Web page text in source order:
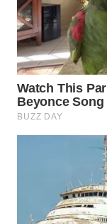
WAHANA
NEWS
WAHANA
TANI
WAHANA
INFRASTRUKTUR